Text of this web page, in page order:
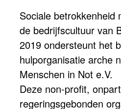
Sociale betrokkenheid
de bedrijfscultuur van
2019 ondersteunt het
hulporganisatie arche
Menschen in Not e.V.
Deze non-profit,
regeringsgebonden